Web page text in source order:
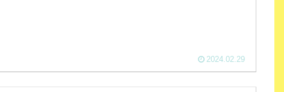
2024.02.29